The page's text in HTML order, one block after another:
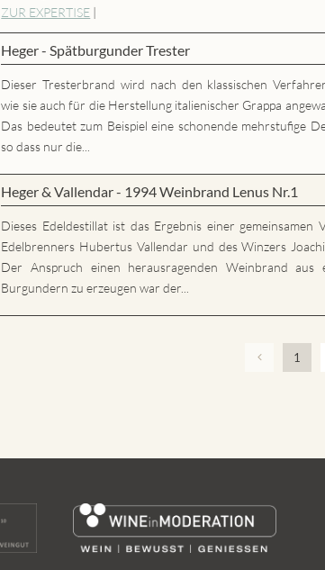
ZUR EXPERTISE |
Heger - Spätburgunder Trester
Dieser Tresterbrand wird nach den klassischen
wie sie auch für die Herstellung italienischer Grappa
Das bedeutet zum Beispiel eine schonende mehrstufige
so dass nur die...
Heger & Vallendar - 1994 Weinbrand Lenus Nr.1
Dieses Edeldestillat ist das Ergebnis einer gemeinsamen
Edelbrenners Hubertus Vallendar und des Winzers
Der Anspruch einen herausragenden Weinbrand aus
Burgundern zu erzeugen war der...
1